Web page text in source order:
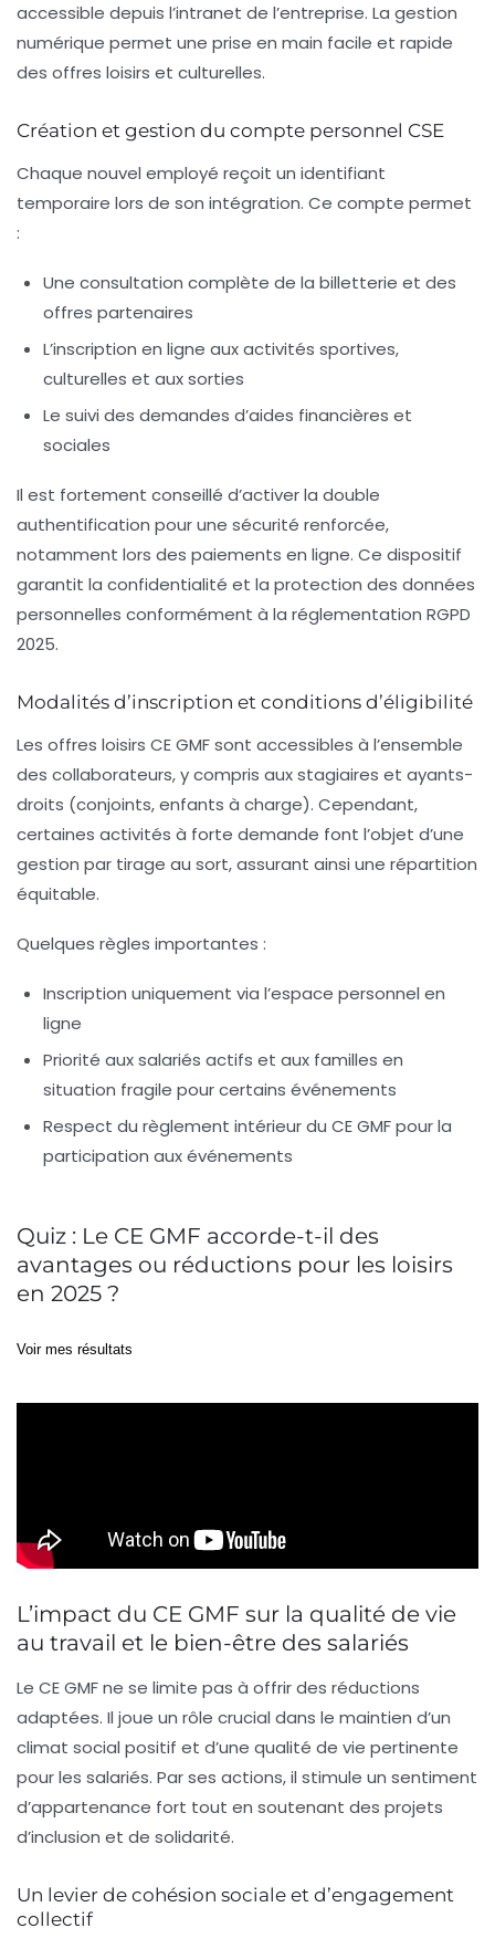
accessible depuis l’intranet de l’entreprise. La gestion
numérique permet une prise en main facile et rapide
des offres loisirs et culturelles.
Création et gestion du compte personnel CSE
Chaque nouvel employé reçoit un identifiant
temporaire lors de son intégration. Ce compte permet
:
Une consultation complète de la billetterie et des
offres partenaires
L’inscription en ligne aux activités sportives,
culturelles et aux sorties
Le suivi des demandes d’aides financières et
sociales
Il est fortement conseillé d’activer la double
authentification pour une sécurité renforcée,
notamment lors des paiements en ligne. Ce dispositif
garantit la confidentialité et la protection des données
personnelles conformément à la réglementation RGPD
2025.
Modalités d’inscription et conditions d’éligibilité
Les offres loisirs CE GMF sont accessibles à l’ensemble
des collaborateurs, y compris aux stagiaires et ayants-
droits (conjoints, enfants à charge). Cependant,
certaines activités à forte demande font l’objet d’une
gestion par tirage au sort, assurant ainsi une répartition
équitable.
Quelques règles importantes :
Inscription uniquement via l’espace personnel en
ligne
Priorité aux salariés actifs et aux familles en
situation fragile pour certains événements
Respect du règlement intérieur du CE GMF pour la
participation aux événements
Quiz : Le CE GMF accorde-t-il des
avantages ou réductions pour les loisirs
en 2025 ?
Voir mes résultats
L’impact du CE GMF sur la qualité de vie
au travail et le bien-être des salariés
Le CE GMF ne se limite pas à offrir des réductions
adaptées. Il joue un rôle crucial dans le maintien d’un
climat social positif et d’une qualité de vie pertinente
pour les salariés. Par ses actions, il stimule un sentiment
d’appartenance fort tout en soutenant des projets
d’inclusion et de solidarité.
Un levier de cohésion sociale et d’engagement
collectif